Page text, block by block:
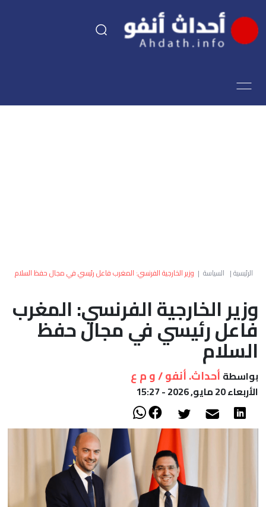
اقتصاد
العالم
أعمدة
الصحراء
الرئيسية| السياسة | وزير الخارجية الفرنسي: المغرب فاعل رئيسي في مجال حفظ السلام
وزير الخارجية الفرنسي: المغرب
فاعل رئيسي في مجال حفظ
السلام
بواسطة أحداث. أنفو / و م ع
الأربعاء 20 مايو, 2026 - 15:27